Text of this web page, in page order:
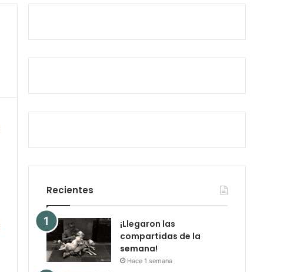
por
al
azar
Recientes
¡Llegaron las
compartidas de la
semana!
Hace 1 semana